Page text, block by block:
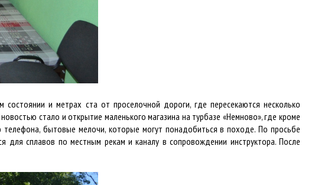
и метрах ста от проселочной дороги, где пересекаются несколько
стало и открытие маленького магазина на турбазе «Немново», где кроме
бытовые мелочи, которые могут понадобиться в походе. По просьбе
сплавов по местным рекам и каналу в сопровождении инструктора. После